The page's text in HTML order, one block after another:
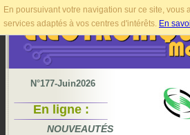
En poursuivant votre navigation sur ce site,
services adaptés à vos centres d'intérêts. En
N°177-Juin2026
En ligne :
NOUVEAUTÉS